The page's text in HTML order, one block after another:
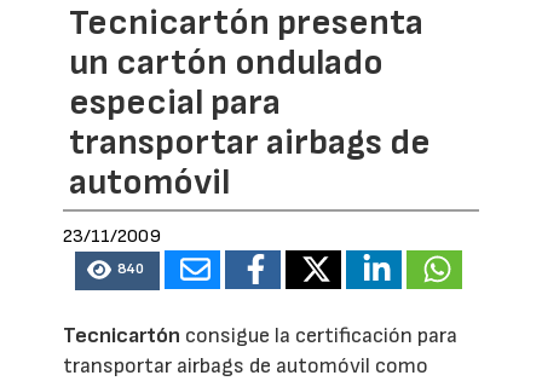
Tecnicartón presenta
un cartón ondulado
especial para
transportar airbags de
automóvil
23/11/2009
840
Tecnicartón consigue la certificación para
transportar airbags de automóvil como